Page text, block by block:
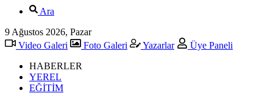
Ara
9 Ağustos 2026, Pazar
Video Galeri
Foto Galeri Yazarlar
Üye Paneli
HABERLER
YEREL
EĞİTİM